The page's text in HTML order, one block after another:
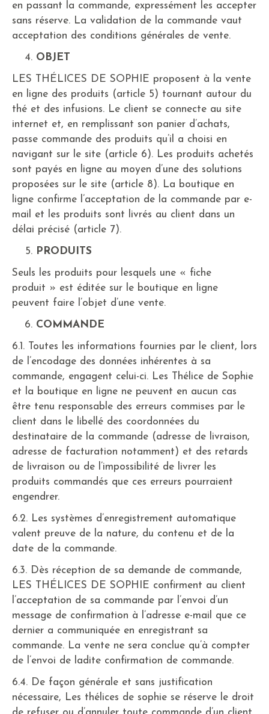
en passant la commande, expressément les accepter
sans réserve. La validation de la commande vaut
acceptation des conditions générales de vente.
OBJET
LES THÉLICES DE SOPHIE proposent à la vente
en ligne des produits (article 5) tournant autour du
thé et des infusions. Le client se connecte au site
internet et, en remplissant son panier d’achats,
passe commande des produits qu’il a choisi en
navigant sur le site (article 6). Les produits achetés
sont payés en ligne au moyen d’une des solutions
proposées sur le site (article 8). La boutique en
ligne confirme l’acceptation de la commande par e-
mail et les produits sont livrés au client dans un
délai précisé (article 7).
PRODUITS
Seuls les produits pour lesquels une « fiche
produit » est éditée sur le boutique en ligne
peuvent faire l’objet d’une vente.
COMMANDE
6.1. Toutes les informations fournies par le client, lors
de l’encodage des données inhérentes à sa
commande, engagent celui-ci. Les Thélice de Sophie
et la boutique en ligne ne peuvent en aucun cas
être tenu responsable des erreurs commises par le
client dans le libellé des coordonnées du
destinataire de la commande (adresse de livraison,
adresse de facturation notamment) et des retards
de livraison ou de l’impossibilité de livrer les
produits commandés que ces erreurs pourraient
engendrer.
6.2. Les systèmes d’enregistrement automatique
valent preuve de la nature, du contenu et de la
date de la commande.
6.3. Dès réception de sa demande de commande,
LES THÉLICES DE SOPHIE confirment au client
l’acceptation de sa commande par l’envoi d’un
message de confirmation à l’adresse e-mail que ce
dernier a communiquée en enregistrant sa
commande. La vente ne sera conclue qu’à compter
de l’envoi de ladite confirmation de commande.
6.4. De façon générale et sans justification
nécessaire, Les thélices de sophie se réserve le droit